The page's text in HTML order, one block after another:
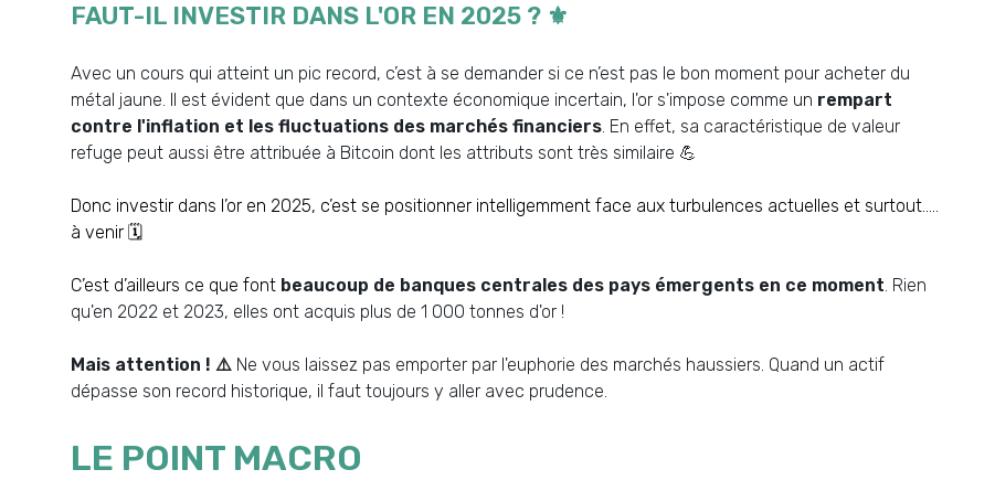
FAUT-IL INVESTIR DANS L'OR EN 2025 ? ⚜️
Avec un cours qui atteint un pic record, c’est à se demander si ce n’est pas le bon moment pour acheter du
métal jaune. Il est évident que dans un contexte économique incertain, l'or s'impose comme un rempart
contre l'inflation et les fluctuations des marchés financiers. En effet, sa caractéristique de valeur
refuge peut aussi être attribuée à Bitcoin dont les attributs sont très similaire 💪
Donc investir dans l’or en 2025, c’est se positionner intelligemment face aux turbulences actuelles et surtout…..
à venir 🗓️
C’est d’ailleurs ce que font beaucoup de banques centrales des pays émergents en ce moment. Rien
qu'en 2022 et 2023, elles ont acquis plus de 1 000 tonnes d'or !
Mais attention ! ⚠️ Ne vous laissez pas emporter par l'euphorie des marchés haussiers. Quand un actif
dépasse son record historique, il faut toujours y aller avec prudence.
LE POINT MACRO